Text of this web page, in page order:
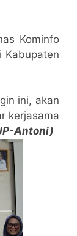
Kominfo
Kabupaten
ini, akan
kerjasama
Antoni)